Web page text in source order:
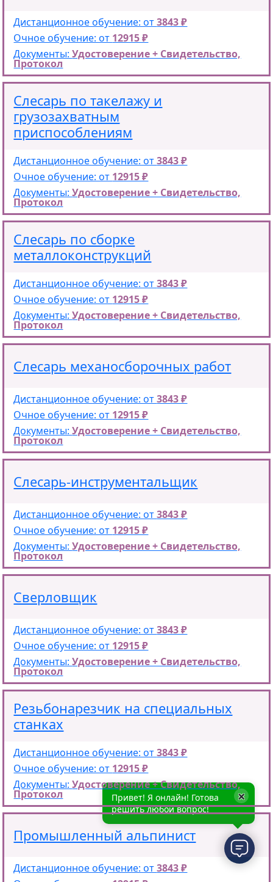
Дистанционное обучение: от3843 ₽
Очное обучение: от 12915 ₽
Документы:Удостоверение + Свидетельство,
Протокол
Слесарь по такелажу и
грузозахватным
приспособлениям
Дистанционное обучение: от3843 ₽
Очное обучение: от 12915 ₽
Документы:Удостоверение + Свидетельство,
Протокол
Слесарь по сборке
металлоконструкций
Дистанционное обучение: от3843 ₽
Очное обучение: от 12915 ₽
Документы:Удостоверение + Свидетельство,
Протокол
Слесарь механосборочных работ
Дистанционное обучение: от3843 ₽
Очное обучение: от 12915 ₽
Документы:Удостоверение + Свидетельство,
Протокол
Слесарь-инструментальщик
Дистанционное обучение: от3843 ₽
Очное обучение: от 12915 ₽
Документы:Удостоверение + Свидетельство,
Протокол
Сверловщик
Дистанционное обучение: от3843 ₽
Очное обучение: от 12915 ₽
Документы:Удостоверение + Свидетельство,
Протокол
Резьбонарезчик на специальных
станках
Дистанционное обучение: от3843 ₽
Очное обучение: от 12915 ₽
Документы:Удостоверение + Свидетельство,
Протокол
Промышленный альпинист
Дистанционное обучение: от3843 ₽
Привет! Я онлайн! Готова
решить любой вопрос!
×